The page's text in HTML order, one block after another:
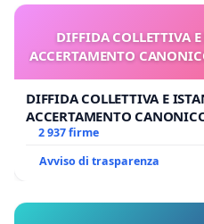
DIFFIDA COLLETTIVA
ACCERTAMENTO
DIFFIDA COLLETTIVA E
ACCERTAMENTO
2 937 firme
Avviso di trasparenza